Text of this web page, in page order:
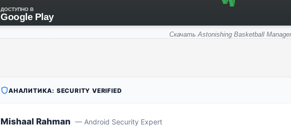
ДОСТУПНО В
Google Play
Скачать Astonishing Basketball Manager
АНАЛИТИКА: SECURITY VERIFIED
Mishaal Rahman — Android Security Expert